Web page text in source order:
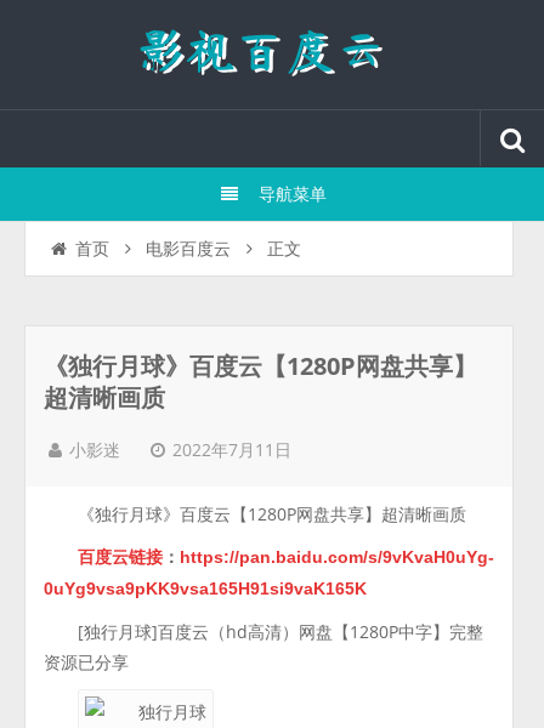
导航菜单
首页 电影百度云 正文
《独行月球》百度云【1280P网盘共享】
超清晰画质
小影迷 2022年7月11日
《独行月球》百度云【1280P网盘共享】超清晰画质
百度云链接 ： https://pan.baidu.com/s/9vKvaH0uYg-
0uYg9vsa9pKK9vsa165H91si9vaK165K
[独行月球]百度云（hd高清）网盘【1280P中字】完整
资源已分享